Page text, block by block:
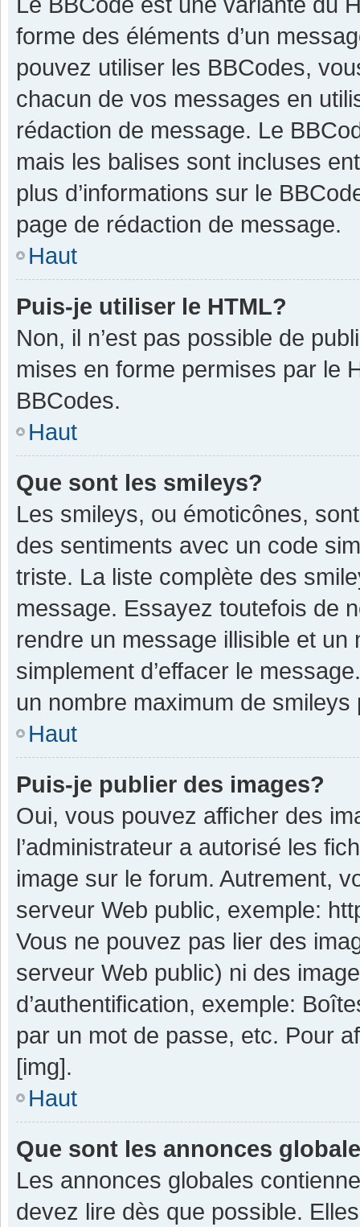
forme des éléments d’un
pouvez utiliser les BBCodes,
chacun de vos messages en
rédaction de message. Le
mais les balises sont incluses
plus d’informations sur le
page de rédaction de message.
Haut
Puis-je utiliser le HTML?
Non, il n’est pas possible de
mises en forme permises par le
BBCodes.
Haut
Que sont les smileys?
Les smileys, ou émoticônes,
des sentiments avec un code
triste. La liste complète des
message. Essayez toutefois de
rendre un message illisible et
simplement d’effacer le
un nombre maximum de smileys
Haut
Puis-je publier des images?
Oui, vous pouvez afficher des
l’administrateur a autorisé les
image sur le forum. Autrement,
serveur Web public, exemple:
Vous ne pouvez pas lier des
serveur Web public) ni des
d’authentification, exemple:
par un mot de passe, etc. Pour
[img].
Haut
Que sont les annonces
Les annonces globales
devez lire dès que possible.